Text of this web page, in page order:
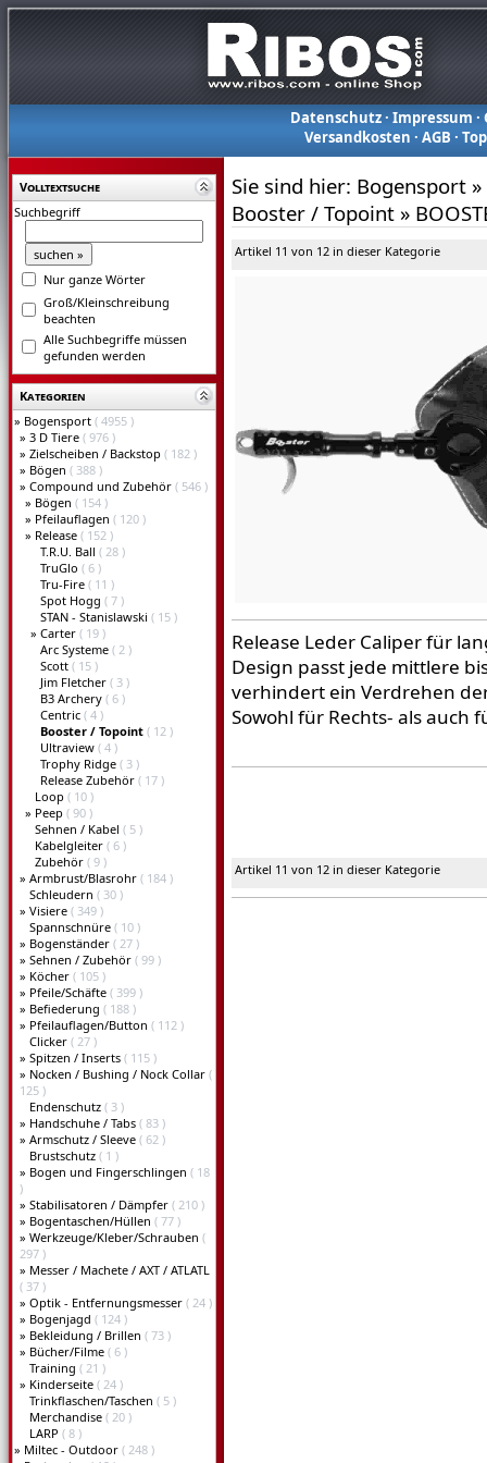
Datenschutz· Impressum ·
Versandkosten ·AGB ·
Volltextsuche
Suchbegriff
Nur ganze Wörter
Groß/Kleinschreibung
beachten
Alle Suchbegriffe müssen
gefunden werden
Kategorien
» Bogensport ( 4955 )
» 3 D Tiere ( 976 )
» Zielscheiben / Backstop ( 182 )
» Bögen ( 388 )
» Compound und Zubehör ( 546 )
» Bögen ( 154 )
» Pfeilauflagen ( 120 )
» Release ( 152 )
T.R.U. Ball ( 28 )
TruGlo ( 6 )
Tru-Fire ( 11 )
Spot Hogg ( 7 )
STAN - Stanislawski ( 15 )
» Carter ( 19 )
Arc Systeme ( 2 )
Scott ( 15 )
Jim Fletcher ( 3 )
B3 Archery ( 6 )
Centric ( 4 )
Booster / Topoint ( 12 )
Ultraview ( 4 )
Trophy Ridge ( 3 )
Release Zubehör ( 17 )
Loop ( 10 )
» Peep ( 90 )
Sehnen / Kabel ( 5 )
Kabelgleiter ( 6 )
Zubehör ( 9 )
» Armbrust/Blasrohr ( 184 )
Schleudern ( 30 )
» Visiere ( 349 )
Spannschnüre ( 10 )
» Bogenständer ( 27 )
» Sehnen / Zubehör ( 99 )
» Köcher ( 105 )
» Pfeile/Schäfte ( 399 )
» Befiederung ( 188 )
» Pfeilauflagen/Button ( 112 )
Clicker ( 27 )
» Spitzen / Inserts ( 115 )
» Nocken / Bushing / Nock Collar (
125 )
Endenschutz ( 3 )
» Handschuhe / Tabs ( 83 )
» Armschutz / Sleeve ( 62 )
Brustschutz ( 1 )
» Bogen und Fingerschlingen ( 18
)
» Stabilisatoren / Dämpfer ( 210 )
» Bogentaschen/Hüllen ( 77 )
» Werkzeuge/Kleber/Schrauben (
297 )
» Messer / Machete / AXT / ATLATL
( 37 )
» Optik - Entfernungsmesser ( 24 )
» Bogenjagd ( 124 )
» Bekleidung / Brillen ( 73 )
» Bücher/Filme ( 6 )
Training ( 21 )
» Kinderseite ( 24 )
Trinkflaschen/Taschen ( 5 )
Merchandise ( 20 )
LARP ( 8 )
» Miltec - Outdoor ( 248 )
Sie sind hier: Bogensport »
Booster / Topoint »
Artikel 11 von 12 in dieser Kategorie
Release Leder Caliper für
Design passt jede mittlere
verhindert ein Verdrehen
Sowohl für Rechts- als auch
Artikel 11 von 12 in dieser Kategorie